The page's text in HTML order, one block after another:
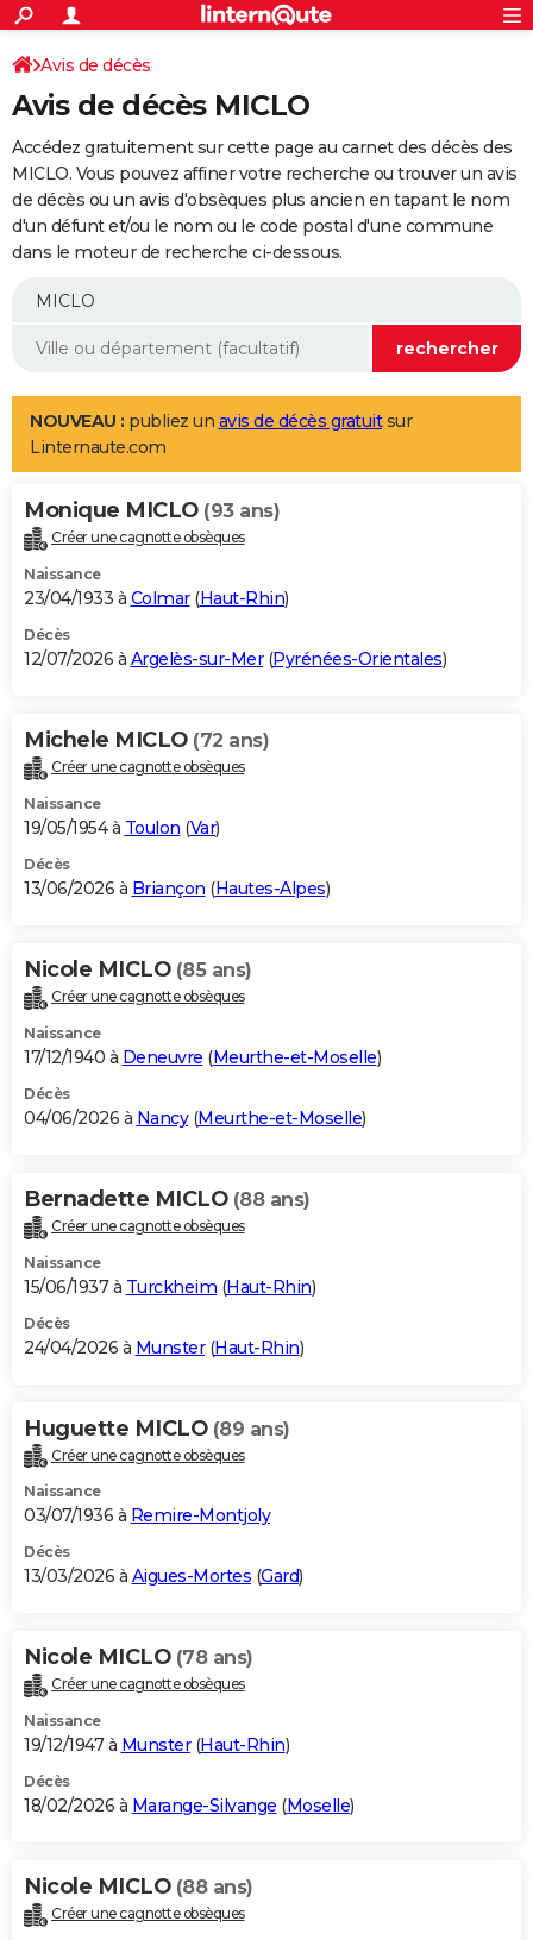
ACTUALITÉS
Politique
Société
Faits Divers
Education
Monde
Villes
+
SPORT
Coupe du monde 2026
Football
Tennis
Cyclisme
Rugby
Forum
Programme TV
TNT
Streaming
Cinéma
Sorties cinéma
Musique
+
FINANCE
Retraite
Impôts
Epargne
Immobilier
Risques naturels par ville
Banque
Assurance
Crédit
AUTO
Essais
Réserver un essai
Citadines
Berlines
SUV
Forum auto
+
Mobiles
Meilleur smartphone
Internet
Ordinateurs
Jeux vidéo
Guide high-tech
Aménagement intérieur
LIFESTYLE
Art de vivre
Bien-être
Loisirs
Mode
Modes de vie
Alimentation
Guide de la santé
Maladies
Médicaments
Sommeil
VOYAGE
Destinations
City break
Voyage nature
Voyage de noces
Forum
Climat
+PHOTO
GUIDES D'ACHAT
BONS PLANS
Carte de Noël
Carte Bonne année
Carte Saint-Valentin
Carte Pâques
Carte d'anniversaire
DICTIONNAIRE
Dictionnaire
Biographies
Citations
Expressions
Proverbes
PROGRAMME TV
S'inscrire
Se connecter
Lycées
Collèges
Primaires
Universités
Entreprises
Service militaire
Avis de recherche
AVIS DE DÉCÈS
Bricolage
Lifestyle
Culture
Sport
Auto
Television
Voyage
Cinema
Avis de décès
Avis de décès MICLO
Accédez gratuitement sur cette page au carnet des décès des
MICLO. Vous pouvez affiner votre recherche ou trouver un avis
de décès ou un avis d'obsèques plus ancien en tapant le nom
d'un défunt et/ou le nom ou le code postal d'une commune
dans le moteur de recherche ci-dessous.
NOUVEAU : publiez un avis de décès gratuitsur
Linternaute.com
Monique MICLO (93 ans)
Créer une cagnotte obsèques
Naissance
23/04/1933 à Colmar(Haut-Rhin)
Décès
12/07/2026 à Argelès-sur-Mer(Pyrénées-Orientales)
Michele MICLO (72 ans)
Créer une cagnotte obsèques
Naissance
19/05/1954 à Toulon (Var)
Décès
13/06/2026 à Briançon (Hautes-Alpes)
Nicole MICLO (85 ans)
Créer une cagnotte obsèques
Naissance
17/12/1940 à Deneuvre (Meurthe-et-Moselle)
Décès
04/06/2026 à Nancy(Meurthe-et-Moselle)
Bernadette MICLO (88 ans)
Créer une cagnotte obsèques
Naissance
15/06/1937 à Turckheim (Haut-Rhin)
Décès
24/04/2026 à Munster(Haut-Rhin)
Huguette MICLO (89 ans)
Créer une cagnotte obsèques
Naissance
03/07/1936 à Remire-Montjoly
Décès
13/03/2026 à Aigues-Mortes (Gard)
Nicole MICLO (78 ans)
Créer une cagnotte obsèques
Naissance
19/12/1947 à Munster(Haut-Rhin)
Décès
18/02/2026 à Marange-Silvange (Moselle)
Nicole MICLO (88 ans)
Créer une cagnotte obsèques